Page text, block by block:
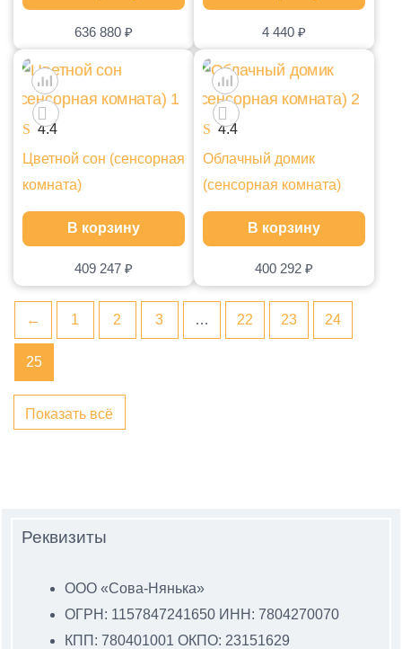
636 880 ₽ 4 440₽
409 247 ₽
4.4
Цветной сон (сенсорная
комната)
В корзину
400 292₽
4.4
Облачный домик
(сенсорная комната)
В корзину
← 1 2 3 … 22 23 24
25
Показать всё
Реквизиты
ООО «Сова-Нянька»
ОГРН: 1157847241650 ИНН: 7804270070
КПП: 780401001 ОКПО: 23151629